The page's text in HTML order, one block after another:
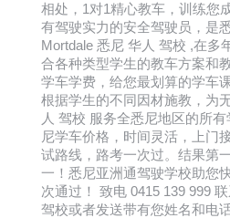
相处，1对1精心教车，训练您
有驾驶实力的安全驾驶员，是
Mortdale 悉尼 华人 驾校 ,在多
合各种类型学生的教车方案和
学车学费，给您最划算的学车
根据学生的不同因材施教，为
人 驾校 服务全悉尼地区的所
尼学车价格，时间灵活，上门
试路线，路考一次过。结果第
一！悉尼亚洲通驾驶学校助您
次通过！ 致电 0415 139 999
驾校或者发送带有您姓名和电